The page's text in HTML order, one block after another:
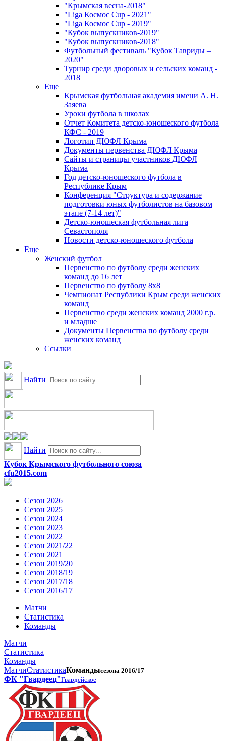
"Крымская весна-2018"
"Liga Космос Cup - 2021"
"Liga Космос Cup - 2019"
"Кубок выпускников-2019"
"Кубок выпускников-2018"
Футбольный фестиваль "Кубок Тавриды –
2020"
Турнир среди дворовых и сельских команд -
2018
Еще
Крымская футбольная академия имени А. Н.
Заяева
Уроки футбола в школах
Отчет Комитета детско-юношеского футбола
КФС - 2019
Логотип ДЮФЛ Крыма
Документы первенства ДЮФЛ Крыма
Сайты и страницы участников ДЮФЛ
Крыма
Год детско-юношеского футбола в
Республике Крым
Конференция "Структура и содержание
подготовки юных футболистов на базовом
этапе (7-14 лет)"
Детско-юношеская футбольная лига
Севастополя
Новости детско-юношеского футбола
Еще
Женский футбол
Первенство по футболу среди женских
команд до 16 лет
Первенство по футболу 8х8
Чемпионат Республики Крым среди женских
команд
Первенство среди женских команд 2000 г.р.
и младше
Документы Первенства по футболу среди
женских команд
Ссылки
Найти
Найти
Кубок Крымского футбольного союза
cfu2015.com
Сезон 2026
Сезон 2025
Сезон 2024
Сезон 2023
Сезон 2022
Сезон 2021/22
Сезон 2021
Сезон 2019/20
Сезон 2018/19
Сезон 2017/18
Сезон 2016/17
Матчи
Статистика
Команды
Матчи
Статистика
Команды
МатчиСтатистикаКомандысезона 2016/17
ФК "Гвардеец"Гвардейское